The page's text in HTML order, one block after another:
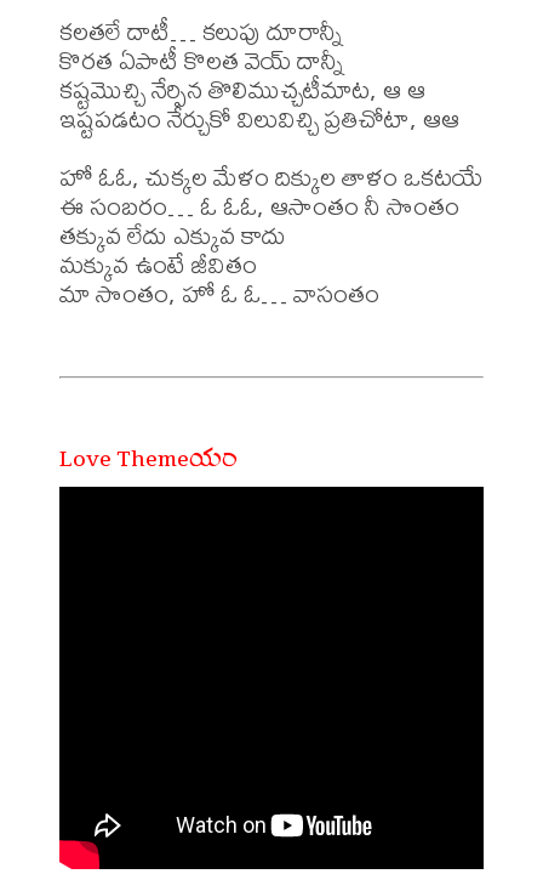
కలతలే దాటీ… కలుపు దూరాన్నీ
కొరత ఏపాటీ కొలత వెయ్ దాన్నీ
కష్టమొచ్చి నేర్పిన తొలిముచ్చటీమాట, ఆ ఆ
ఇష్టపడటం నేర్చుకో విలువిచ్చి ప్రతిచోటా, ఆఆ
హో ఓఓ, చుక్కల మేళం దిక్కుల తాళం ఒకటయే
ఈ సంబరం… ఓ ఓఓ, ఆసాంతం నీ సొంతం
తక్కువ లేదు ఎక్కువ కాదు
మక్కువ ఉంటే జీవితం
మా సొంతం, హో ఓ ఓ… వాసంతం
Love Themeయం